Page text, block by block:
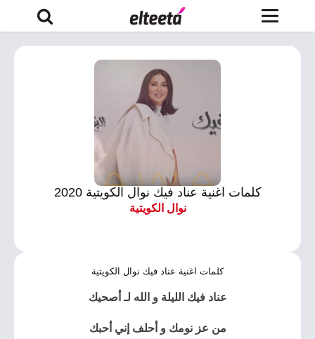
كلمات اغنية عناد فيك نوال الكويتية 2020
نوال الكويتية
كلمات اغنية عناد فيك نوال الكويتية
عناد فيك الليلة و الله لـ أصحيك
من عز نومك و أحلف إني أحبك